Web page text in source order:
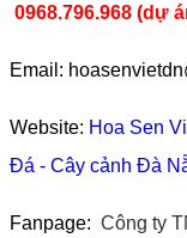
0968.796.968 (dự
Email:
Website: Hoa Sen
Đá - Cây cảnh Đà
Fanpage: Công ty